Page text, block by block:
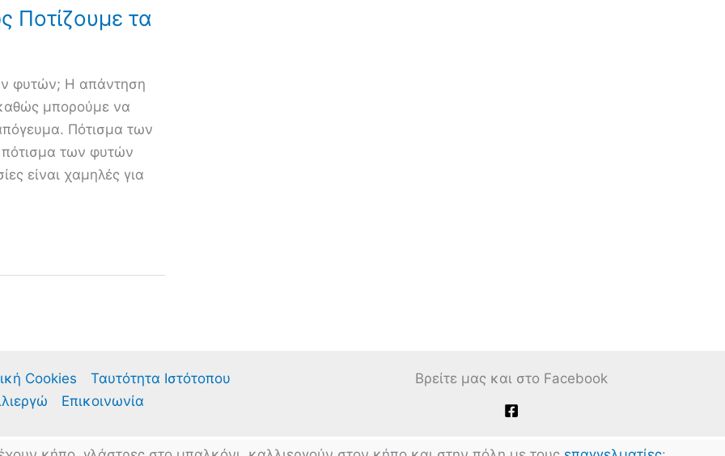
Ποτίζουμε τα
φυτών; Η απάντηση
μπορούμε να
Πότισμα των
των φυτών
είναι χαμηλές για
Cookies
Ταυτότητα Ιστότοπου
Επικοινωνία
Βρείτε μας και στο Facebook